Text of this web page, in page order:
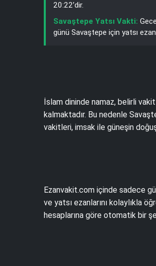
20:22’dir.
Savaştepe Yatsı Vakti:
günü Savaştepe için yatsı
İslam dininde namaz, belirli
kalmaktadır. Bu nedenle
vakitleri, imsak ile güneşin
Ezanvakit.com içinde sadece
ve yatsı ezanlarını kolaylıkla
hesaplarına göre otomatik bir